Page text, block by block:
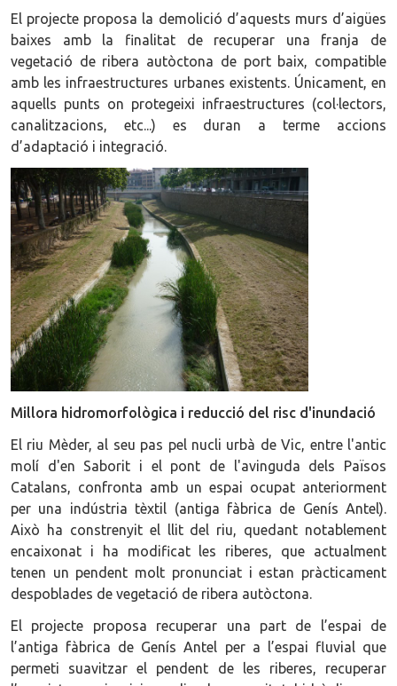
El projecte proposa la demolició d’aquests murs d’aigües
baixes amb la finalitat de recuperar una franja de
vegetació de ribera autòctona de port baix, compatible
amb les infraestructures urbanes existents. Únicament, en
aquells punts on protegeixi infraestructures (col·lectors,
canalitzacions, etc...) es duran a terme accions
d’adaptació i integració.
Millora hidromorfològica i reducció del risc d'inundació
El riu Mèder, al seu pas pel nucli urbà de Vic, entre l'antic
molí d'en Saborit i el pont de l'avinguda dels Països
Catalans, confronta amb un espai ocupat anteriorment
per una indústria tèxtil (antiga fàbrica de Genís Antel).
Això ha constrenyit el llit del riu, quedant notablement
encaixonat i ha modificat les riberes, que actualment
tenen un pendent molt pronunciat i estan pràcticament
despoblades de vegetació de ribera autòctona.
El projecte proposa recuperar una part de l’espai de
l’antiga fàbrica de Genís Antel per a l’espai fluvial que
permeti suavitzar el pendent de les riberes, recuperar